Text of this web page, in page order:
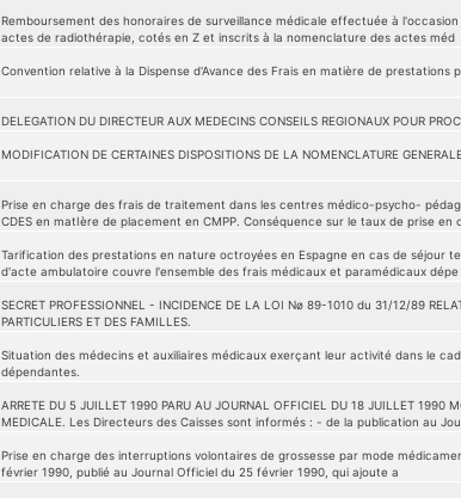
Remboursement des honoraires de surveillance médicale effectuée à
actes de radiothérapie, cotés en Z et inscrits à la nomenclature des actes méd
Convention relative à la Dispense d'Avance des Frais en matière de prestations
DELEGATION DU DIRECTEUR AUX MEDECINS CONSEILS REGIONAUX POUR
MODIFICATION DE CERTAINES DISPOSITIONS DE LA NOMENCLATURE
Prise en charge des frais de traitement dans les centres médico-psycho-
CDES en matIère de placement en CMPP. Conséquence sur le taux de prise en
Tarification des prestations en nature octroyées en Espagne en cas de séjour
d'acte ambulatoire couvre l'ensemble des frais médicaux et paramédicaux dépe
SECRET PROFESSIONNEL - INCIDENCE DE LA LOI Nø 89-1010 du 31/12/89
PARTICULIERS ET DES FAMILLES.
Situation des médecins et auxiliaires médicaux exerçant leur activité dans le
dépendantes.
ARRETE DU 5 JUILLET 1990 PARU AU JOURNAL OFFICIEL DU 18 JUILLET 1990
MEDICALE. Les Directeurs des Caisses sont informés : - de la publication au
Prise en charge des interruptions volontaires de grossesse par mode
février 1990, publié au Journal Officiel du 25 février 1990, qui ajoute a